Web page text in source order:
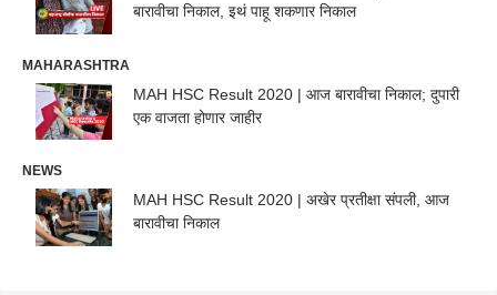
बारावीचा निकाल, इथं पाहू शकणार निकाल
MAHARASHTRA
MAH HSC Result 2020 | आज बारावीचा निकाल; दुपारी
एक वाजता होणार जाहीर
NEWS
MAH HSC Result 2020 | अखेर प्रतीक्षा संपली, आज
बारावीचा निकाल